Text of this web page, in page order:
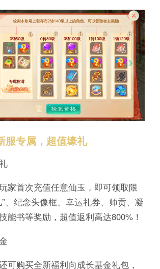
服专属，超值壕礼
首次充值任意仙玉，即可领取限
、纪念头像框、幸运礼券、师贡、凝
能书等奖励，超值返利高达800%！
购买全新福利向成长基金礼包，